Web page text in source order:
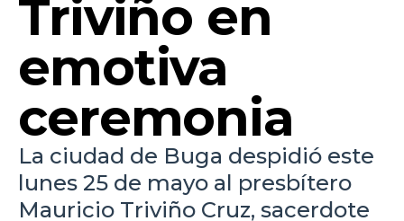
Triviño en
emotiva
ceremonia
La ciudad de Buga despidió este
lunes 25 de mayo al presbítero
Mauricio Triviño Cruz, sacerdote